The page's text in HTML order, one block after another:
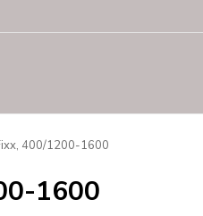
400/1200-1600
1600